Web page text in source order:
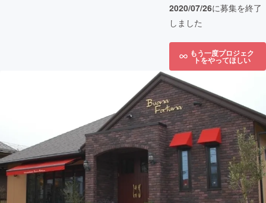
2020/07/26に募集を終了
しました
もう一度プロジェク
トをやってほしい